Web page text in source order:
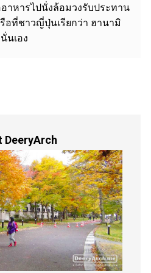
าหารไปนั่งล้อมวงรับประทาน
อที่ชาวญี่ปุ่นเรียกว่า ฮานามิ
นั่นเอง
DeeryArch